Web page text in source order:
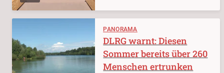
PANORAMA
DLRG warnt: Diesen
Sommer bereits über 260
Menschen ertrunken